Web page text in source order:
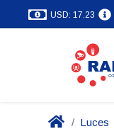
USD: 17.23
Luces